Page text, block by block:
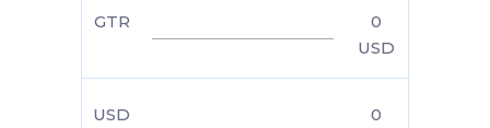
GTR
0
USD
USD
0